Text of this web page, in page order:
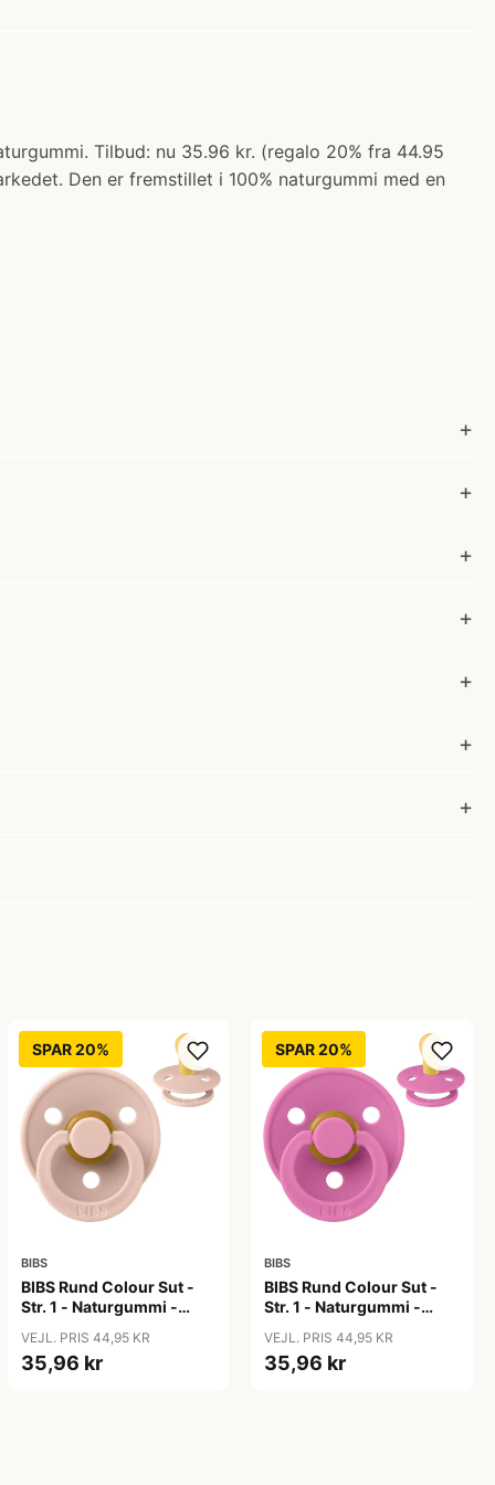
Tilbud: nu 35.96 kr. (regalo 20% fra 44.95
Den er fremstillet i 100% naturgummi med en
SPAR 20%
BIBS
BIBS Rund Colour Sut -
Str. 1 - Naturgummi -
VEJL. PRIS 44,95 KR
35,96 kr
SPAR 20%
BIBS
BIBS Rund Colour Sut -
Str. 1 - Naturgummi -
VEJL. PRIS 44,95 KR
35,96 kr